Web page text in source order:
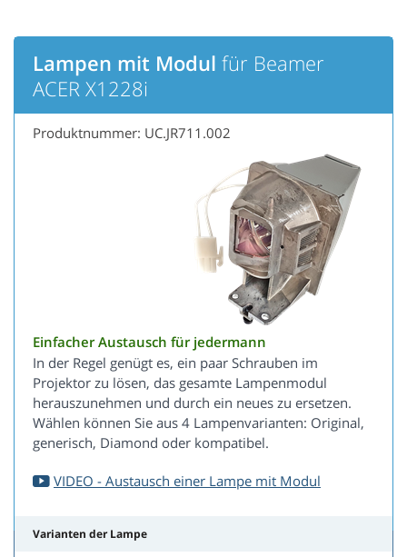
Lampen mit Modul für Beamer
ACER X1228i
Produktnummer: UC.JR711.002
Einfacher Austausch für jedermann
In der Regel genügt es, ein paar Schrauben im
Projektor zu lösen, das gesamte Lampenmodul
herauszunehmen und durch ein neues zu ersetzen.
Wählen können Sie aus 4 Lampenvarianten: Original,
generisch, Diamond oder kompatibel.
VIDEO - Austausch einer Lampe mit Modul
Varianten der Lampe